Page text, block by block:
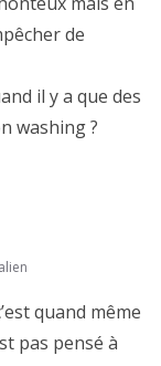
de
il y a que des
washing ?
quand même
pas pensé à